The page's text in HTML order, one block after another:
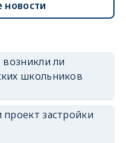
новости
ли
школьников
застройки